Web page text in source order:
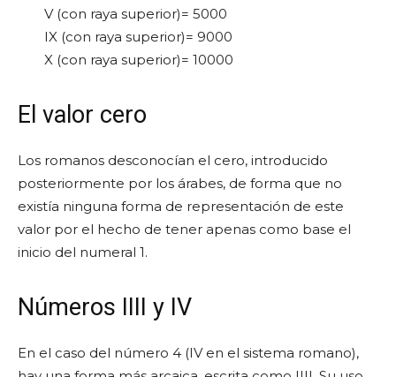
V (con raya superior)= 5000
IX (con raya superior)= 9000
X (con raya superior)= 10000
El valor cero
Los romanos desconocían el cero, introducido
posteriormente por los árabes, de forma que no
existía ninguna forma de representación de este
valor por el hecho de tener apenas como base el
inicio del numeral 1.
Números IIII y IV
En el caso del número 4 (IV en el sistema romano),